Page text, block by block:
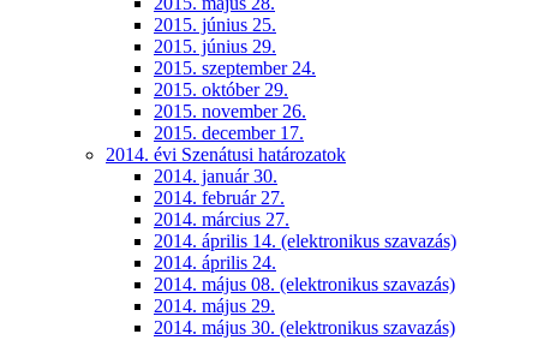
2015. június 25.
2015. június 29.
2015. szeptember 24.
2015. október 29.
2015. november 26.
2015. december 17.
2014. évi Szenátusi határozatok
2014. január 30.
2014. február 27.
2014. március 27.
2014. április 14. (elektronikus szavazás)
2014. április 24.
2014. május 08. (elektronikus szavazás)
2014. május 29.
2014. május 30. (elektronikus szavazás)